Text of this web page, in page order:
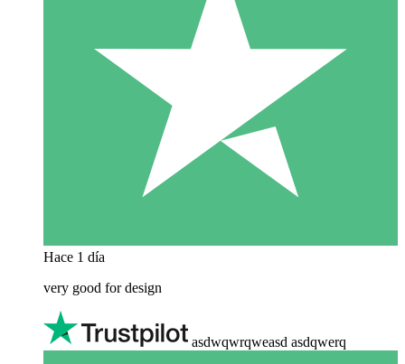
Hace 1 día
very good for design
asdwqwrqweasd asdqwerq